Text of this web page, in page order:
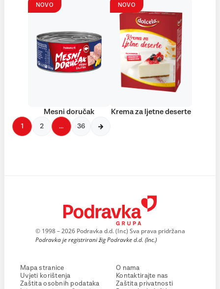
NOVO
Mesni doručak
NOVO
Krema za ljetne deserte
1 2 … 36
© 1998 – 2026 Podravka d.d. (Inc) Sva prava pridržana
Podravka je registrirani žig Podravke d.d. (Inc.)
Mapa stranice
Uvjeti korištenja
Zaštita osobnih podataka
O nama
Kontaktirajte nas
Zaštita privatnosti